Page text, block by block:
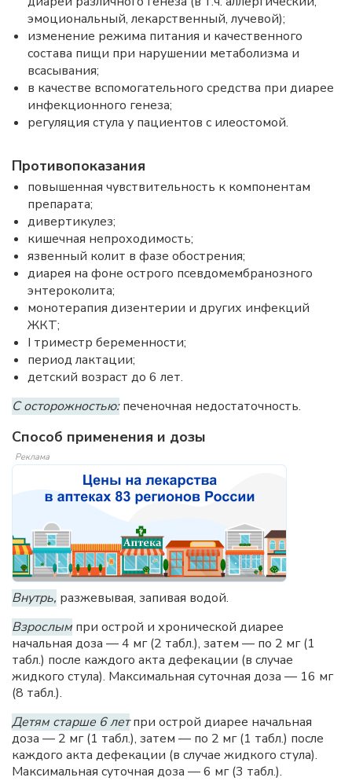
эмоциональный, лекарственный, лучевой);
изменение режима питания и качественного
состава пищи при нарушении метаболизма и
всасывания;
в качестве вспомогательного средства при диарее
инфекционного генеза;
регуляция стула у пациентов с илеостомой.
Противопоказания
повышенная чувствительность к компонентам
препарата;
дивертикулез;
кишечная непроходимость;
язвенный колит в фазе обострения;
диарея на фоне острого псевдомембранозного
энтероколита;
монотерапия дизентерии и других инфекций
ЖКТ;
I триместр беременности;
период лактации;
детский возраст до 6 лет.
С осторожностью:печеночная недостаточность.
Способ применения и дозы
Реклама
Внутрь, разжевывая, запивая водой.
Взрослым при острой и хронической диарее
начальная доза — 4 мг (2 табл.), затем — по 2 мг (1
табл.) после каждого акта дефекации (в случае
жидкого стула). Максимальная суточная доза — 16 мг
(8 табл.).
Детям старше 6 летпри острой диарее начальная
доза — 2 мг (1 табл.), затем — по 2 мг (1 табл.) после
каждого акта дефекации (в случае жидкого стула).
Максимальная суточная доза — 6 мг (3 табл.).